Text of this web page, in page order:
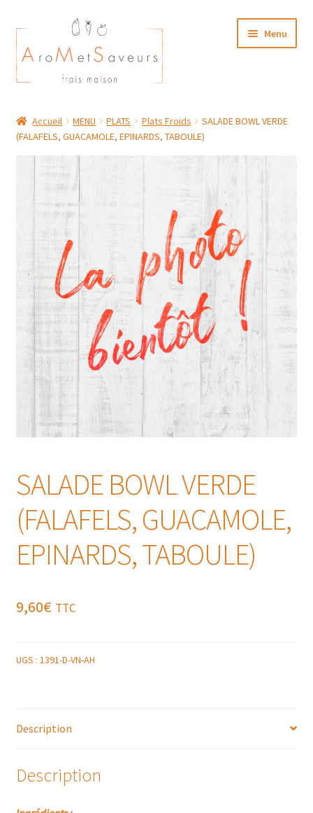
Aller
à
la
navigation
Aller
au
contenu
Menu
Plat du Jour/ Menu Week end
NOS BOUTIQUES
MON COMPTE
Accueil MENU PLATS Plats Froids
SALADE BOWL VERDE
(FALAFELS, GUACAMOLE, EPINARDS, TABOULE)
SALADE BOWL VERDE
(FALAFELS, GUACAMOLE,
EPINARDS, TABOULE)
9,60€ TTC
UGS : 1391-D-VN-AH
Description
Description